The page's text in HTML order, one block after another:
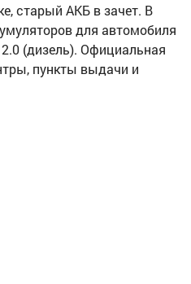
старый АКБ в зачет. В
для автомобиля
(дизель). Официальная
пункты выдачи и